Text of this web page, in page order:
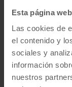
Esta página
Las cookies de
el contenido y
sociales y
información
nuestros
71.200
Plan Pive